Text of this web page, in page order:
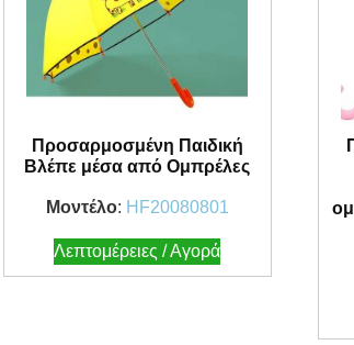
Προσαρμοσμένη Παιδική
Βλέπε μέσα από Ομπρέλες
Μοντέλο: HF20080801
Λεπτομέρειες / Αγορά